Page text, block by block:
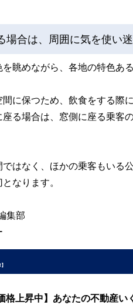
場合は、周囲に気を使い
眺めながら、各地の特色あ
に保つため、飲食をする際
る場合は、窓側に座る乗客
はなく、ほかの乗客もいる
なります。
集部
格上昇中】あなたの不動産